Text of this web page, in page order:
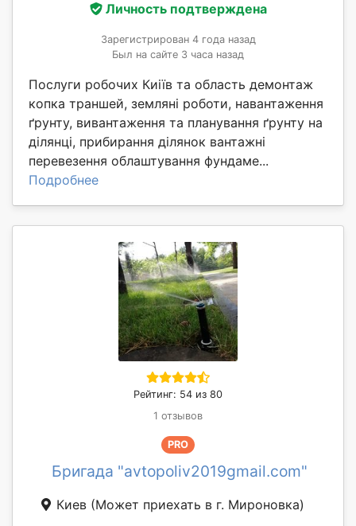
Личность подтверждена
Зарегистрирован 4 года назад
Был на сайте 3 часа назад
Послуги робочих Киіїв та область демонтаж
копка траншей, земляні роботи, навантаження
ґрунту, вивантаження та планування ґрунту на
ділянці, прибирання ділянок вантажні
перевезення облаштування фундаме...
Подробнее
Рейтинг: 54 из 80
1 отзывов
PRO
Бригада "avtopoliv2019gmail.com"
Киев (Может приехать в г. Мироновка)